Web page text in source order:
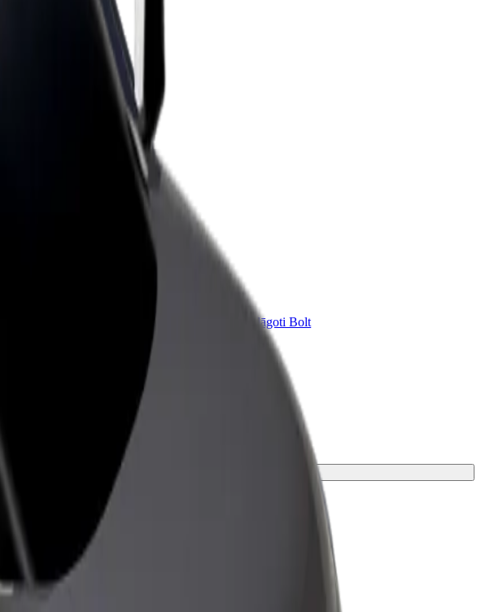
Tavam uzņēmumam pielāgoti Bolt
pakalpojumi
ceļam piemērotāko braucienu.